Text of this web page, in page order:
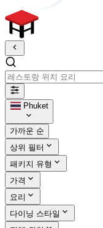
Phuket
가까운 순
상위 필터
패키지 유형
가격
요리
다이닝 스타일